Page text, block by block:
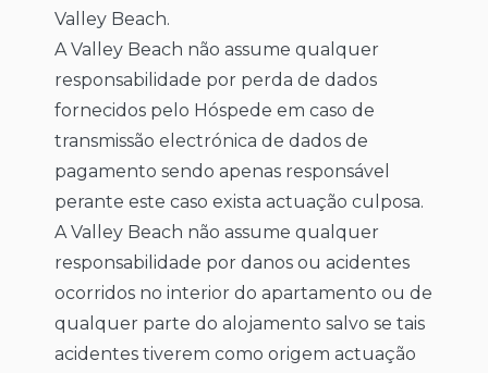
Valley Beach.
A Valley Beach não assume qualquer
responsabilidade por perda de dados
fornecidos pelo Hóspede em caso de
transmissão electrónica de dados de
pagamento sendo apenas responsável
perante este caso exista actuação culposa.
A Valley Beach não assume qualquer
responsabilidade por danos ou acidentes
ocorridos no interior do apartamento ou de
qualquer parte do alojamento salvo se tais
acidentes tiverem como origem actuação